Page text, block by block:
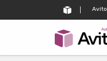
Avito